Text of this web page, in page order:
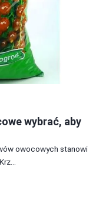
wybrać, aby
owocowych stanowi